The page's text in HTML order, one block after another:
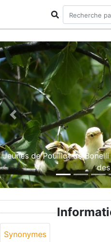
Jeunes de Pouillot de
Previous
Synonymes